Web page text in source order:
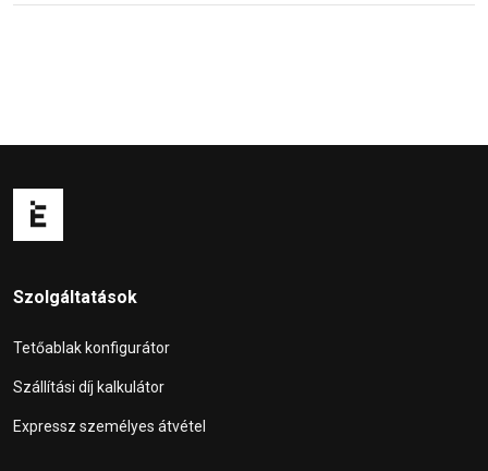
Szolgáltatások
Tetőablak konfigurátor
Szállítási díj kalkulátor
Expressz személyes átvétel